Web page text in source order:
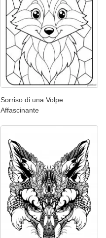
Sorriso di una Volpe
Affascinante